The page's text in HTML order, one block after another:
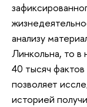
анализу
Линкольна, то в
40 тысяч
позволяет
историей